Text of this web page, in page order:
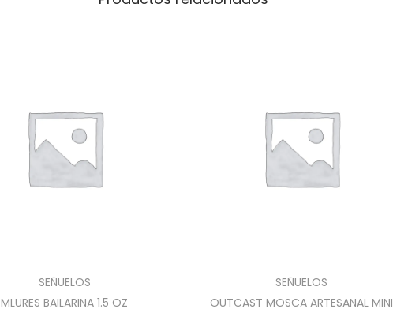
SEÑUELOS
MLURES BAILARINA 1.5 OZ
SEÑUELOS
OUTCAST MOSCA ARTESANAL MINI